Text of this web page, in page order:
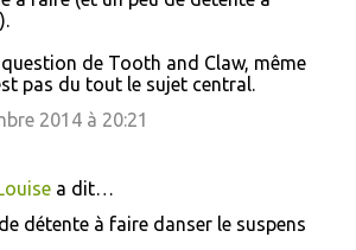
de Tooth and Claw, même
pas du tout le sujet central.
2014 à 20:21
a dit…
détente à faire danser le suspens